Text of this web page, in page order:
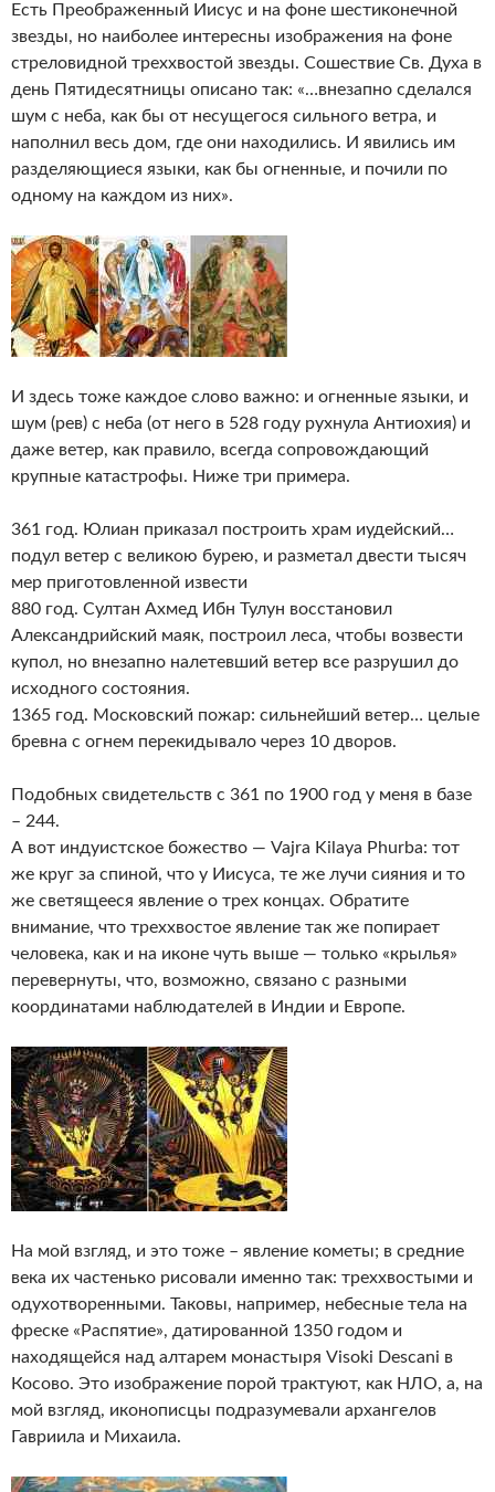
Есть Преображенный Иисус и на фоне шестиконечной
звезды, но наиболее интересны изображения на фоне
стреловидной треххвостой звезды. Сошествие Св. Духа в
день Пятидесятницы описано так: «…внезапно сделался
шум с неба, как бы от несущегося сильного ветра, и
наполнил весь дом, где они находились. И явились им
разделяющиеся языки, как бы огненные, и почили по
одному на каждом из них».
И здесь тоже каждое слово важно: и огненные языки, и
шум (рев) с неба (от него в 528 году рухнула Антиохия) и
даже ветер, как правило, всегда сопровождающий
крупные катастрофы. Ниже три примера.
361 год. Юлиан приказал построить храм иудейский…
подул ветер с великою бурею, и разметал двести тысяч
мер приготовленной извести
880 год. Султан Ахмед Ибн Тулун восстановил
Александрийский маяк, построил леса, чтобы возвести
купол, но внезапно налетевший ветер все разрушил до
исходного состояния.
1365 год. Московский пожар: сильнейший ветер… целые
бревна с огнем перекидывало через 10 дворов.
Подобных свидетельств с 361 по 1900 год у меня в базе
– 244.
А вот индуистское божество — Vajra Kilaya Phurba: тот
же круг за спиной, что у Иисуса, те же лучи сияния и то
же светящееся явление о трех концах. Обратите
внимание, что треххвостое явление так же попирает
человека, как и на иконе чуть выше — только «крылья»
перевернуты, что, возможно, связано с разными
координатами наблюдателей в Индии и Европе.
На мой взгляд, и это тоже – явление кометы; в средние
века их частенько рисовали именно так: треххвостыми и
одухотворенными. Таковы, например, небесные тела на
фреске «Распятие», датированной 1350 годом и
находящейся над алтарем монастыря Visoki Descani в
Косово. Это изображение порой трактуют, как НЛО, а, на
мой взгляд, иконописцы подразумевали архангелов
Гавриила и Михаила.